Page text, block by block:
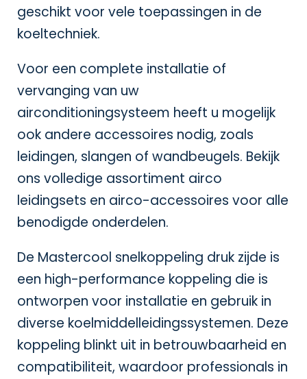
geschikt voor vele toepassingen in de
koeltechniek.
Voor een complete installatie of
vervanging van uw
airconditioningsysteem heeft u mogelijk
ook andere accessoires nodig, zoals
leidingen, slangen of wandbeugels. Bekijk
ons volledige assortiment airco
leidingsets en airco-accessoires voor alle
benodigde onderdelen.
De Mastercool snelkoppeling druk zijde is
een high-performance koppeling die is
ontworpen voor installatie en gebruik in
diverse koelmiddelleidingssystemen. Deze
koppeling blinkt uit in betrouwbaarheid en
compatibiliteit, waardoor professionals in